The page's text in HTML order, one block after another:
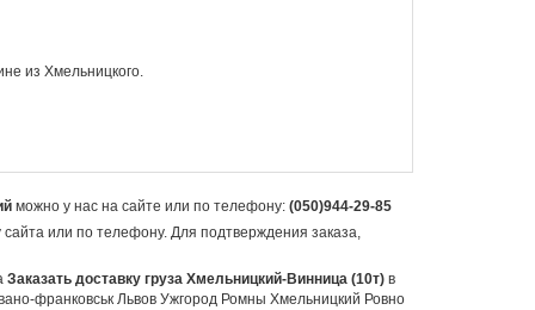
из Хмельницкого.
можно у нас на сайте или по телефону: (050)944-29-85
или по телефону. Для подтверждения заказа,
Заказать доставку груза Хмельницкий-Винница (10т)в
франковськ Львов Ужгород Ромны Хмельницкий Ровно